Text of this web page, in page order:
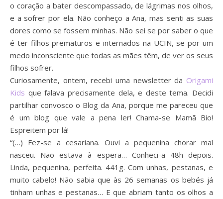
o coração a bater descompassado, de lágrimas nos olhos,
e a sofrer por ela. Não conheço a Ana, mas senti as suas
dores como se fossem minhas. Não sei se por saber o que
é ter filhos prematuros e internados na UCIN, se por um
medo inconsciente que todas as mães têm, de ver os seus
filhos sofrer.
Curiosamente, ontem, recebi uma newsletter da Origami
Kids que falava precisamente dela, e deste tema. Decidi
partilhar convosco o Blog da Ana, porque me pareceu que
é um blog que vale a pena ler! Chama-se Mamã Bio!
Espreitem por lá!
“(…) Fez-se a cesariana. Ouvi a pequenina chorar mal
nasceu. Não estava à espera… Conheci-a 48h depois.
Linda, pequenina, perfeita. 441g. Com unhas, pestanas, e
muito cabelo! Não sabia que às 26 semanas os bebés já
tinham unhas e pestanas… E que abriam tanto os olhos a